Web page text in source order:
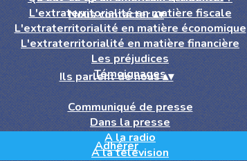
L'extraterritorialité en matière fiscale
L'extraterritorialité en matière économique
L'extraterritorialité en matière financière
Les préjudices
Témoignages
Nous contacter▴▾
Ils parlent de nous▴▾
Communiqué de presse
Dans la presse
A la radio
A la télévision
Adhérer